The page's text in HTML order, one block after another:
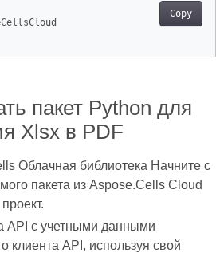
Copy
пакет Python для
Xlsx в PDF
Облачная библиотека Начните с
пакета из Aspose.Cells Cloud
API с учетными данными
клиента API, используя свой